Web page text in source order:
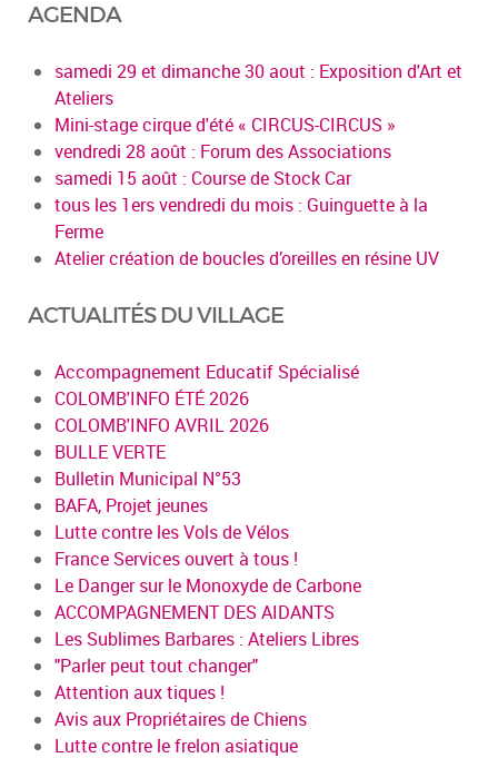
AGENDA
samedi 29 et dimanche 30 aout : Exposition d'Art et
Ateliers
Mini-stage cirque d'été « CIRCUS-CIRCUS »
vendredi 28 août : Forum des Associations
samedi 15 août : Course de Stock Car
tous les 1ers vendredi du mois : Guinguette à la
Ferme
Atelier création de boucles d’oreilles en résine UV
ACTUALITÉS DU VILLAGE
Accompagnement Educatif Spécialisé
COLOMB'INFO ÉTÉ 2026
COLOMB'INFO AVRIL 2026
BULLE VERTE
Bulletin Municipal N°53
BAFA, Projet jeunes
Lutte contre les Vols de Vélos
France Services ouvert à tous !
Le Danger sur le Monoxyde de Carbone
ACCOMPAGNEMENT DES AIDANTS
Les Sublimes Barbares : Ateliers Libres
"Parler peut tout changer"
Attention aux tiques !
Avis aux Propriétaires de Chiens
Lutte contre le frelon asiatique